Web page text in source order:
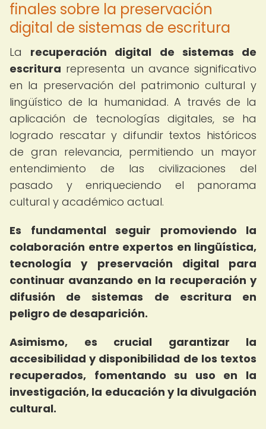
finales sobre la preservación
digital de sistemas de escritura
La recuperación digital de sistemas de
escritura representa un avance significativo
en la preservación del patrimonio cultural y
lingüístico de la humanidad. A través de la
aplicación de tecnologías digitales, se ha
logrado rescatar y difundir textos históricos
de gran relevancia, permitiendo un mayor
entendimiento de las civilizaciones del
pasado y enriqueciendo el panorama
cultural y académico actual.
Es fundamental seguir promoviendo la
colaboración entre expertos en lingüística,
tecnología y preservación digital para
continuar avanzando en la recuperación y
difusión de sistemas de escritura en
peligro de desaparición.
Asimismo, es crucial garantizar la
accesibilidad y disponibilidad de los textos
recuperados, fomentando su uso en la
investigación, la educación y la divulgación
cultural.